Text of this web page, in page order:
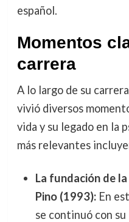
español.
Momentos
carrera
A lo largo de su
vivió diversos
vida y su legado en la
más relevantes
La fundación de
Pino (1993):En
se continuó con